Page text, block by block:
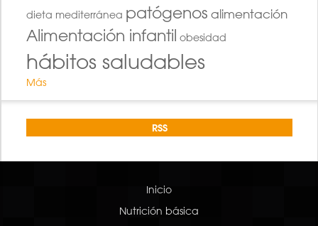
dieta mediterránea patógenos alimentación
Alimentación infantil obesidad
hábitos saludables
Más
RSS
Inicio
Nutrición básica